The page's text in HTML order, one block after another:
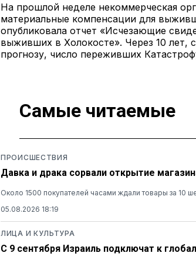
На прошлой неделе некоммерческая
материальные компенсации для
опубликовала отчет «Исчезающие
выживших в Холокосте». Через 10 лет,
прогнозу, число переживших
Самые читаемые
ПРОИСШЕСТВИЯ
Давка и драка сорвали открытие
Около 1500 покупателей часами ждали товары за 10
05.08.2026 18:19
ЛИЦА И КУЛЬТУРА
С 9 сентября Израиль подключат к